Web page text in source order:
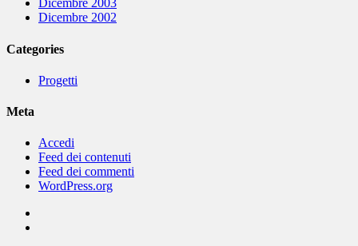
Dicembre 2003
Dicembre 2002
Categories
Progetti
Meta
Accedi
Feed dei contenuti
Feed dei commenti
WordPress.org